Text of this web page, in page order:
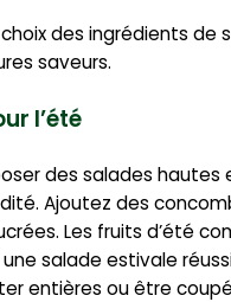
des ingrédients
saveurs.
l’été
des salades
Ajoutez des
Les fruits d’été
salade estivale
entières ou être